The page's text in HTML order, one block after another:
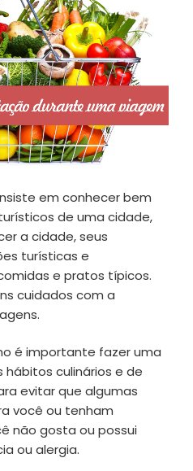
em conhecer bem
de uma cidade,
a cidade, seus
turísticas e
e pratos típicos.
cuidados com a
é importante fazer uma
hábitos culinários e de
evitar que algumas
você ou tenham
não gosta ou possui
ou alergia.